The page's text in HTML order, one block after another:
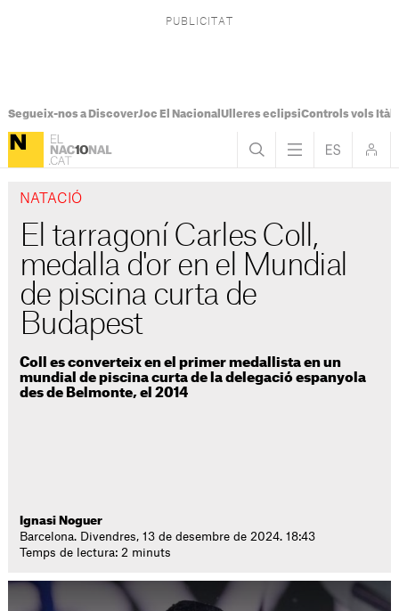
Segueix-nos a DiscoverJoc El Nacional Ulleres eclipsiControls vols
NATACIÓ
El tarragoní Carles Coll,
medalla d'or en el Mundial
de piscina curta de
Budapest
Coll es converteix en el primer medallista en un
mundial de piscina curta de la delegació espanyola
des de Belmonte, el 2014
Ignasi Noguer
Barcelona. Divendres, 13 de desembre de 2024. 18:43
Temps de lectura: 2 minuts